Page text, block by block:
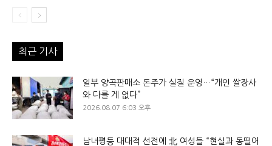
최근 기사
일부 양곡판매소 돈주가 실질 운영…“개인 쌀장사
와 다를 게 없다”
2026.08.07 6:03 오후
남녀평등 대대적 선전에 北 여성들 “현실과 동떨어